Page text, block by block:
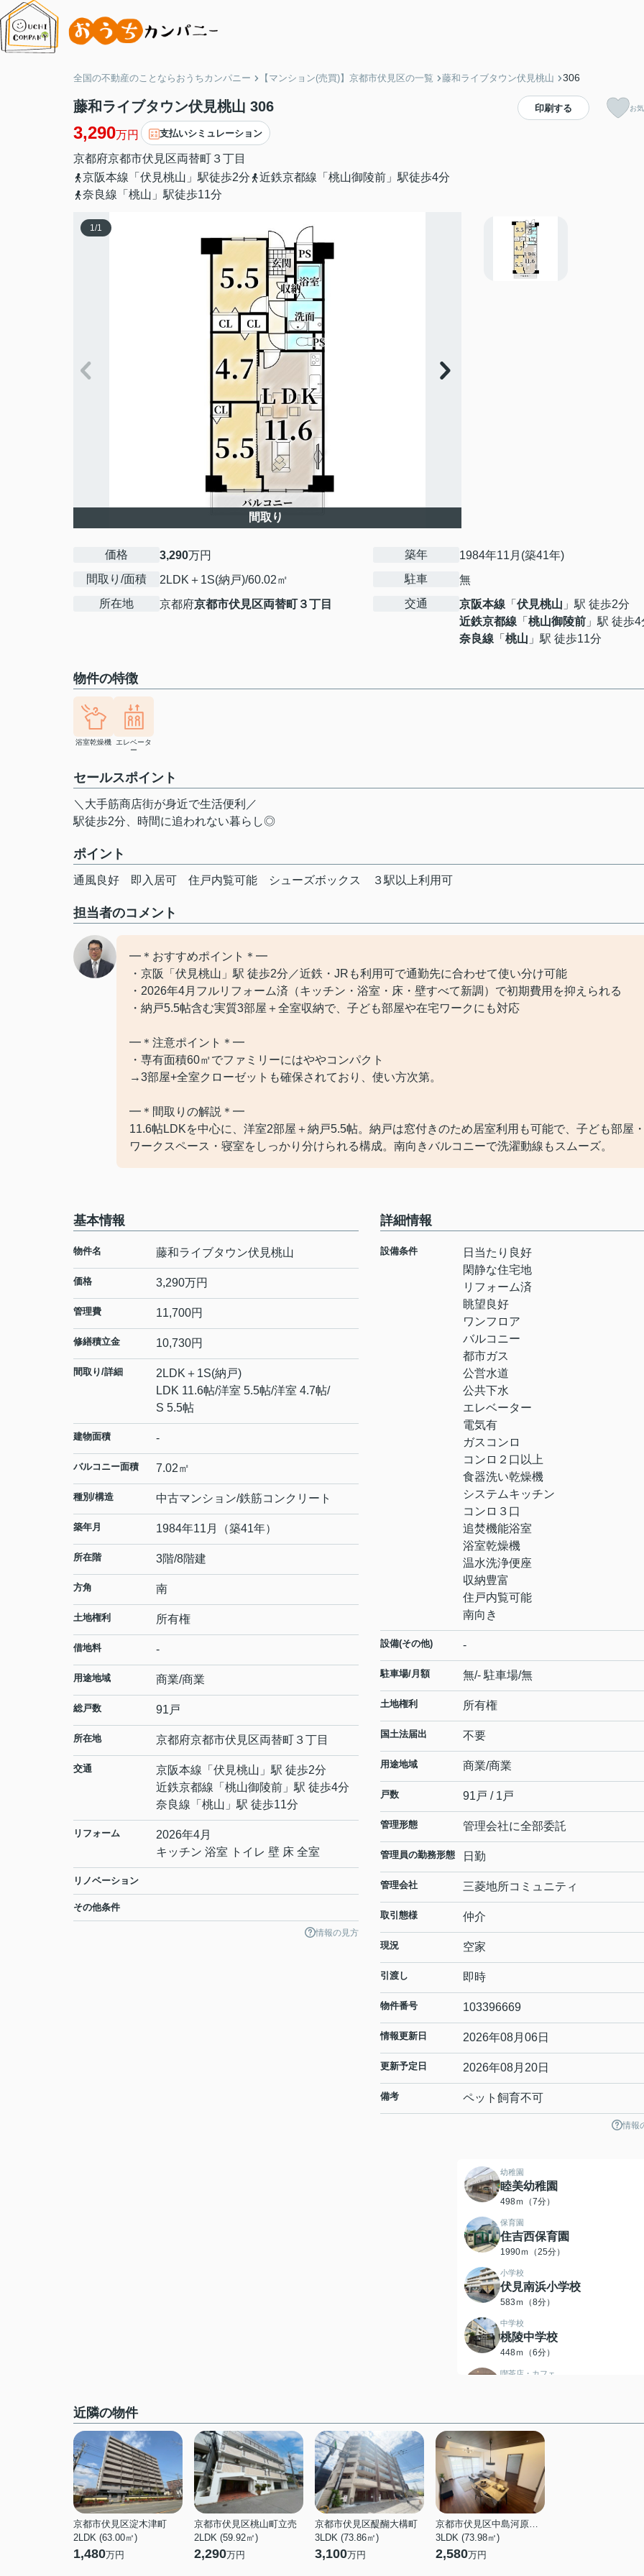
全国の不動産のことならおうちカンパニー 【マンション(売買)】京都市伏見区の一覧 藤和ライブタウン伏見桃山 306
藤和ライブタウン伏見桃山 306
3,290万円 支払いシミュレーション
京都府京都市伏見区両替町３丁目
京阪本線「伏見桃山」駅徒歩2分
近鉄京都線「桃山御陵前」駅徒歩4分
奈良線「桃山」駅徒歩11分
印刷する お
1/1
間取り
価格 3,290万円
間取り/面積
2LDK＋1S(納戸)/60.02㎡
所在地
京都府京都市伏見区両替町３丁目
築年
1984年11月(築41年)
駐車
無
交通
京阪本線 「 伏見桃山 」駅 徒歩2分
近鉄京都線 「 桃山御陵前 」駅 徒歩4
奈良線 「 桃山 」駅 徒歩11分
物件の特徴
浴室乾燥機
エレベータ
ー
セールスポイント
＼大手筋商店街が身近で生活便利／
駅徒歩2分、時間に追われない暮らし◎
ポイント
通風良好 即入居可 住戸内覧可能 シューズボックス ３駅以上利用可
担当者のコメント
━＊おすすめポイント＊━
・京阪「伏見桃山」駅 徒歩2分／近鉄・JRも利用可で通勤先に合わせて使い分け可能
・2026年4月フルリフォーム済（キッチン・浴室・床・壁すべて新調）で初期費用を抑えられる
・納戸5.5帖含む実質3部屋＋全室収納で、子ども部屋や在宅ワークにも対応
━＊注意ポイント＊━
・専有面積60㎡でファミリーにはややコンパクト
→3部屋+全室クローゼットも確保されており、使い方次第。
━＊間取りの解説＊━
11.6帖LDKを中心に、洋室2部屋＋納戸5.5帖。納戸は窓付きのため居室利用も可能で、子ども部屋
ワークスペース・寝室をしっかり分けられる構成。南向きバルコニーで洗濯動線もスムーズ。
基本情報
物件名 藤和ライブタウン伏見桃山
価格 3,290万円
管理費 11,700円
修繕積立金 10,730円
間取り/詳細
2LDK＋1S(納戸)
LDK 11.6帖/洋室 5.5帖/洋室 4.7帖/
S 5.5帖
建物面積 -
バルコニー面積 7.02㎡
種別/構造 中古マンション/鉄筋コンクリート
築年月 1984年11月（築41年）
所在階 3階/8階建
方角 南
土地権利 所有権
借地料 -
用途地域 商業/商業
総戸数 91戸
所在地 京都府京都市伏見区両替町３丁目
交通 京阪本線 「 伏見桃山 」駅 徒歩2分
近鉄京都線 「 桃山御陵前 」駅 徒歩4分
奈良線 「 桃山 」駅 徒歩11分
リフォーム
2026年4月
キッチン 浴室 トイレ 壁 床 全室
リノベーション
その他条件
情報の見方
詳細情報
設備条件
日当たり良好
閑静な住宅地
リフォーム済
眺望良好
ワンフロア
バルコニー
都市ガス
公営水道
公共下水
エレベーター
電気有
ガスコンロ
コンロ２口以上
食器洗い乾燥機
システムキッチン
コンロ３口
追焚機能浴室
浴室乾燥機
温水洗浄便座
収納豊富
住戸内覧可能
南向き
設備(その他) -
駐車場/月額 無/- 駐車場/無
土地権利 所有権
国土法届出 不要
用途地域 商業/商業
戸数 91戸 / 1戸
管理形態 管理会社に全部委託
管理員の勤務形態 日勤
管理会社 三菱地所コミュニティ
取引態様 仲介
現況 空家
引渡し 即時
物件番号 103396669
情報更新日 2026年08月06日
更新予定日 2026年08月20日
備考 ペット飼育不可
情報
幼稚園
睦美幼稚園
498ｍ（7分）
保育園
住吉西保育園
1990ｍ（25分）
小学校
伏見南浜小学校
583ｍ（8分）
中学校
桃陵中学校
448ｍ（6分）
喫茶店・カフェ
スーパー
フレスコスマイル大手筋店
234ｍ（3分）
スーパー
デイリーカナート伏見桃山
341ｍ（5分）
近隣の物件
京都市伏見区淀木津町
2LDK (63.00㎡)
1,480万円
京都市伏見区桃山町立売
2LDK (59.92㎡)
2,290万円
京都市伏見区醍醐大構町
3LDK (73.86㎡)
3,100万円
京都市伏見区中島河原田町
3LDK (73.98㎡)
2,580万円